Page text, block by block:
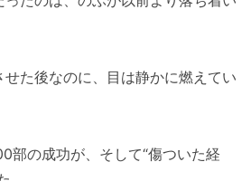
た後なのに、目は静かに燃えてい
部の成功が、そして“傷ついた経